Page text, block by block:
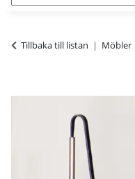
Tillbaka till listan Möbler